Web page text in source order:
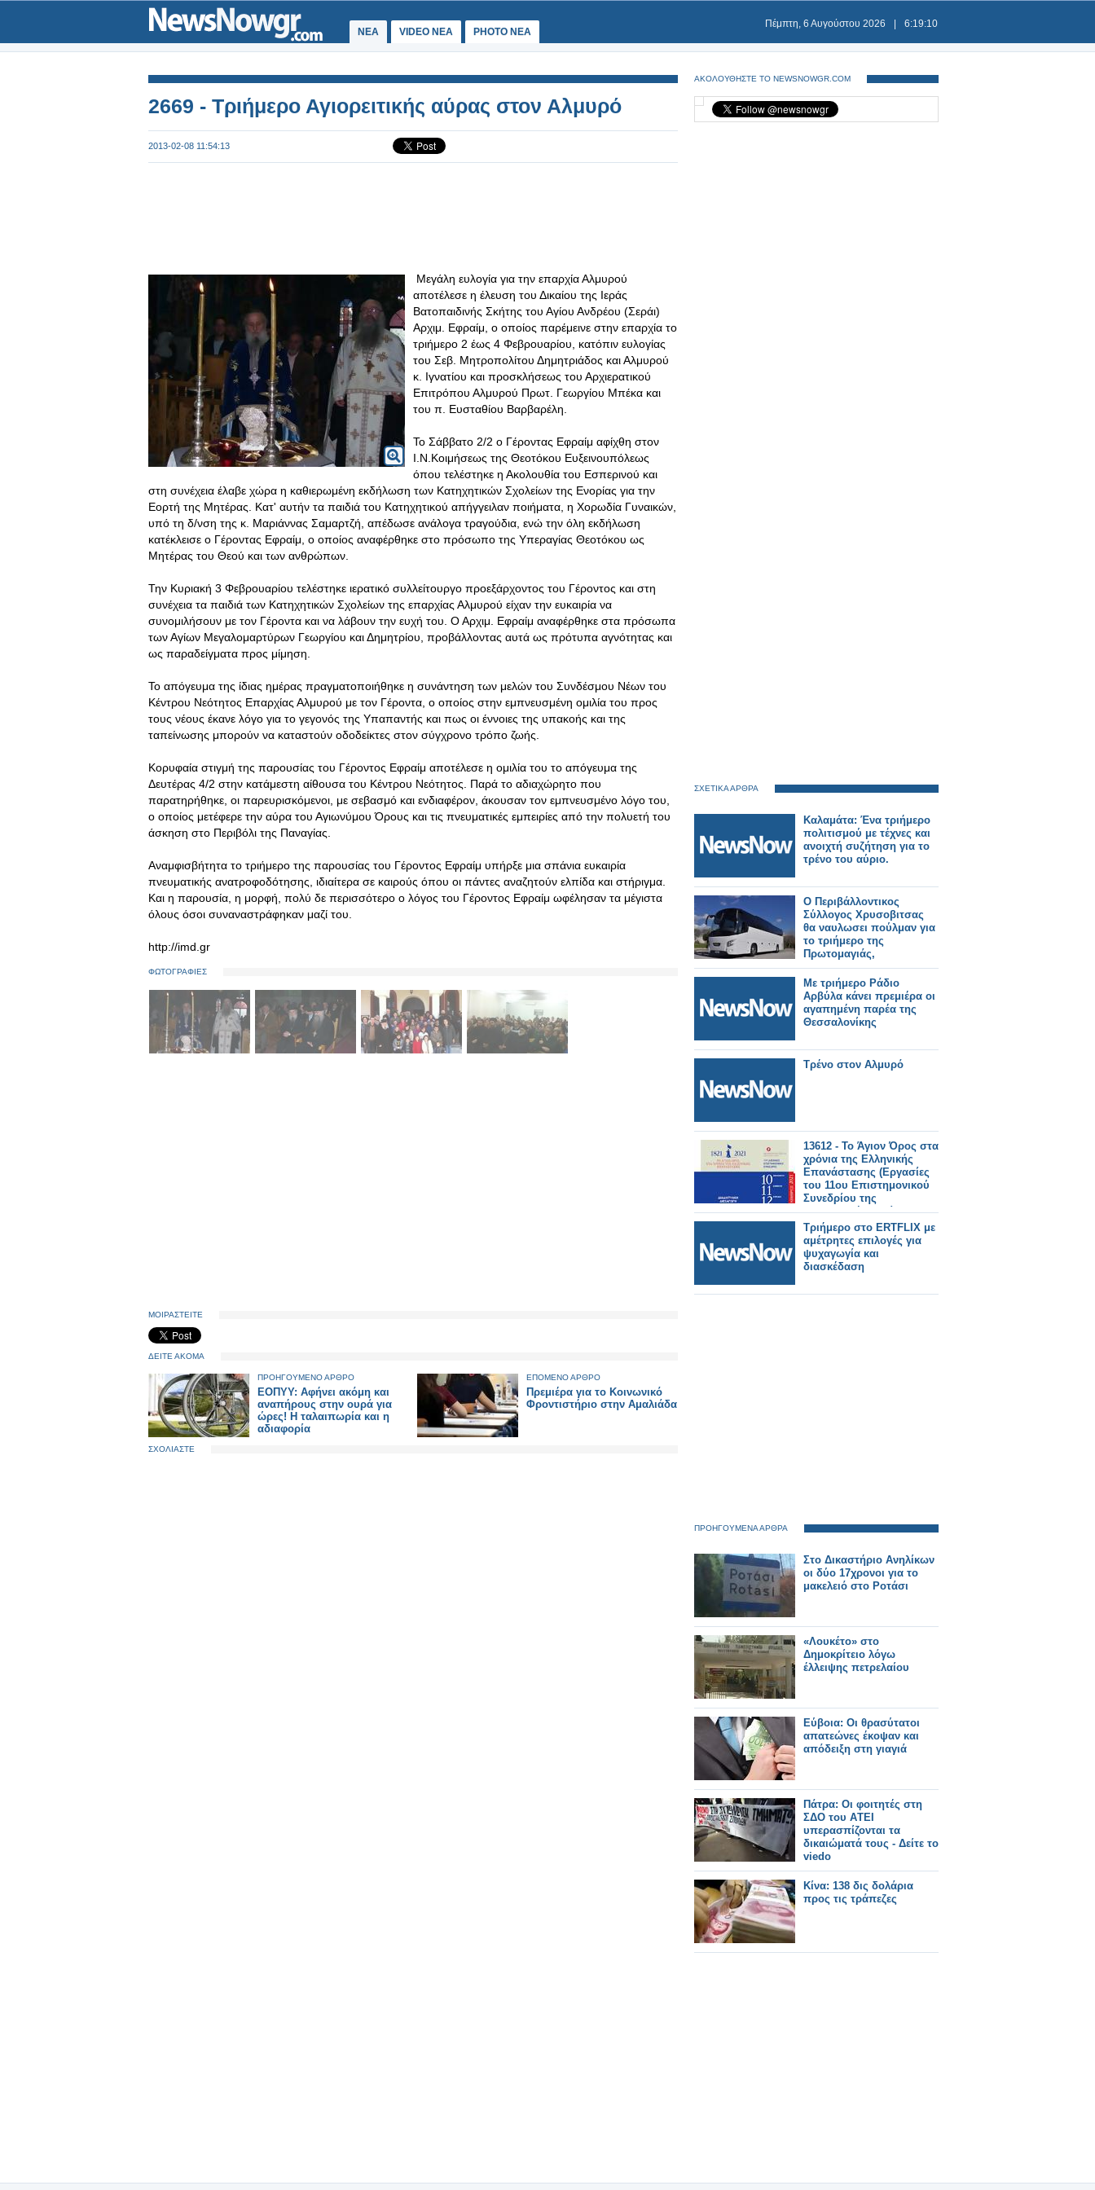
ΝΕΑ VIDEO NEA PHOTO NEA
Πέμπτη, 6 Αυγούστου 2026 6:19:10
2669 - Τριήμερο Αγιορειτικής αύρας στον Αλμυρό
2013-02-08 11:54:13
Μεγάλη ευλογία για την επαρχία Αλμυρού
αποτέλεσε η έλευση του Δικαίου της Ιεράς
Βατοπαιδινής Σκήτης του Αγίου Ανδρέου (Σεράι)
Αρχιμ. Εφραίμ, ο οποίος παρέμεινε στην επαρχία το
τριήμερο 2 έως 4 Φεβρουαρίου, κατόπιν ευλογίας
του Σεβ. Μητροπολίτου Δημητριάδος και Αλμυρού
κ. Ιγνατίου και προσκλήσεως του Αρχιερατικού
Επιτρόπου Αλμυρού Πρωτ. Γεωργίου Μπέκα και
του π. Ευσταθίου Βαρβαρέλη.
Το Σάββατο 2/2 ο Γέροντας Εφραίμ αφίχθη στον
Ι.Ν.Κοιμήσεως της Θεοτόκου Ευξεινουπόλεως
όπου τελέστηκε η Ακολουθία του Εσπερινού και
στη συνέχεια έλαβε χώρα η καθιερωμένη εκδήλωση των Κατηχητικών Σχολείων της Ενορίας για την
Εορτή της Μητέρας. Κατ' αυτήν τα παιδιά του Κατηχητικού απήγγειλαν ποιήματα, η Χορωδία Γυναικών,
υπό τη δ/νση της κ. Μαριάννας Σαμαρτζή, απέδωσε ανάλογα τραγούδια, ενώ την όλη εκδήλωση
κατέκλεισε ο Γέροντας Εφραίμ, ο οποίος αναφέρθηκε στο πρόσωπο της Υπεραγίας Θεοτόκου ως
Μητέρας του Θεού και των ανθρώπων.
Την Κυριακή 3 Φεβρουαρίου τελέστηκε ιερατικό συλλείτουργο προεξάρχοντος του Γέροντος και στη
συνέχεια τα παιδιά των Κατηχητικών Σχολείων της επαρχίας Αλμυρού είχαν την ευκαιρία να
συνομιλήσουν με τον Γέροντα και να λάβουν την ευχή του. Ο Αρχιμ. Εφραίμ αναφέρθηκε στα πρόσωπα
των Αγίων Μεγαλομαρτύρων Γεωργίου και Δημητρίου, προβάλλοντας αυτά ως πρότυπα αγνότητας και
ως παραδείγματα προς μίμηση.
Το απόγευμα της ίδιας ημέρας πραγματοποιήθηκε η συνάντηση των μελών του Συνδέσμου Νέων του
Κέντρου Νεότητος Επαρχίας Αλμυρού με τον Γέροντα, ο οποίος στην εμπνευσμένη ομιλία του προς
τους νέους έκανε λόγο για το γεγονός της Υπαπαντής και πως οι έννοιες της υπακοής και της
ταπείνωσης μπορούν να καταστούν οδοδείκτες στον σύγχρονο τρόπο ζωής.
Κορυφαία στιγμή της παρουσίας του Γέροντος Εφραίμ αποτέλεσε η ομιλία του το απόγευμα της
Δευτέρας 4/2 στην κατάμεστη αίθουσα του Κέντρου Νεότητος. Παρά το αδιαχώρητο που
παρατηρήθηκε, οι παρευρισκόμενοι, με σεβασμό και ενδιαφέρον, άκουσαν τον εμπνευσμένο λόγο του,
ο οποίος μετέφερε την αύρα του Αγιωνύμου Όρους και τις πνευματικές εμπειρίες από την πολυετή του
άσκηση στο Περιβόλι της Παναγίας.
Αναμφισβήτητα το τριήμερο της παρουσίας του Γέροντος Εφραίμ υπήρξε μια σπάνια ευκαιρία
πνευματικής ανατροφοδότησης, ιδιαίτερα σε καιρούς όπου οι πάντες αναζητούν ελπίδα και στήριγμα.
Και η παρουσία, η μορφή, πολύ δε περισσότερο ο λόγος του Γέροντος Εφραίμ ωφέλησαν τα μέγιστα
όλους όσοι συναναστράφηκαν μαζί του.
http://imd.gr
ΦΩΤΟΓΡΑΦΙΕΣ
ΜΟΙΡΑΣΤΕΙΤΕ
ΔΕΙΤΕ ΑΚΟΜΑ
ΠΡΟΗΓΟΥΜΕΝΟ ΑΡΘΡΟ
ΕΟΠΥΥ: Αφήνει ακόμη και
αναπήρους στην ουρά για
ώρες! Η ταλαιπωρία και η
αδιαφορία
ΕΠΟΜΕΝΟ ΑΡΘΡΟ
Πρεμιέρα για το Κοινωνικό
Φροντιστήριο στην Αμαλιάδα
ΣΧΟΛΙΑΣΤΕ
ΑΚΟΛΟΥΘΗΣΤΕ ΤΟ NEWSNOWGR.COM
ΣΧΕΤΙΚΑ ΑΡΘΡΑ
Καλαμάτα: Ένα τριήμερο
πολιτισμού με τέχνες και
ανοιχτή συζήτηση για το
τρένο του αύριο.
Ο Περιβάλλοντικος
Σύλλογος Χρυσοβιτσας
θα ναυλωσει πούλμαν για
το τριήμερο της
Πρωτομαγιάς,
Με τριήμερο Ράδιο
Αρβύλα κάνει πρεμιέρα οι
αγαπημένη παρέα της
Θεσσαλονίκης
Τρένο στον Αλμυρό
13612 - Το Άγιον Όρος στα
χρόνια της Ελληνικής
Επανάστασης (Eργασίες
του 11ου Επιστημονικού
Συνεδρίου της
Αγιορειτικής Εστίας)
Τριήμερο στο ERTFLIX με
αμέτρητες επιλογές για
ψυχαγωγία και
διασκέδαση
ΠΡΟΗΓΟΥΜΕΝΑ ΑΡΘΡΑ
Στο Δικαστήριο Ανηλίκων
οι δύο 17χρονοι για το
μακελειό στο Ροτάσι
«Λουκέτο» στο
Δημοκρίτειο λόγω
έλλειψης πετρελαίου
Εύβοια: Οι θρασύτατοι
απατεώνες έκοψαν και
απόδειξη στη γιαγιά
Πάτρα: Οι φοιτητές στη
ΣΔO του AΤΕΙ
υπερασπίζονται τα
δικαιώματά τους - Δείτε το
viedo
Κίνα: 138 δις δολάρια
προς τις τράπεζες